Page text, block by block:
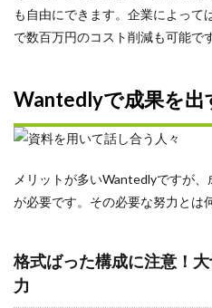
も自由にできます。企業によって
で数百万円のコスト削減も可能です
Wantedlyで成果を出
メリットが多いWantedlyですが
が必要です。その必要な努力とは
格式ばった構成に注意！
力